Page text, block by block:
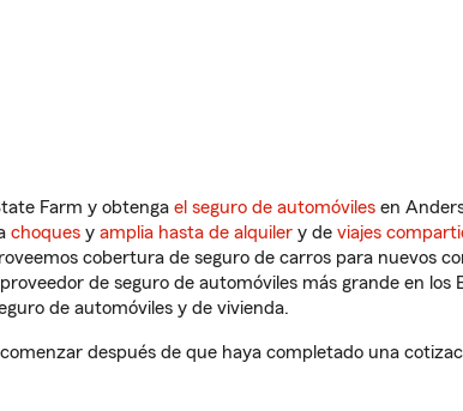
Farm y obtenga el seguro de automóviles en
choques y amplia hasta de alquiler y de viajes
cobertura de seguro de carros para nuevos
de seguro de automóviles más grande en los
de automóviles y de vivienda.
después de que haya completado una